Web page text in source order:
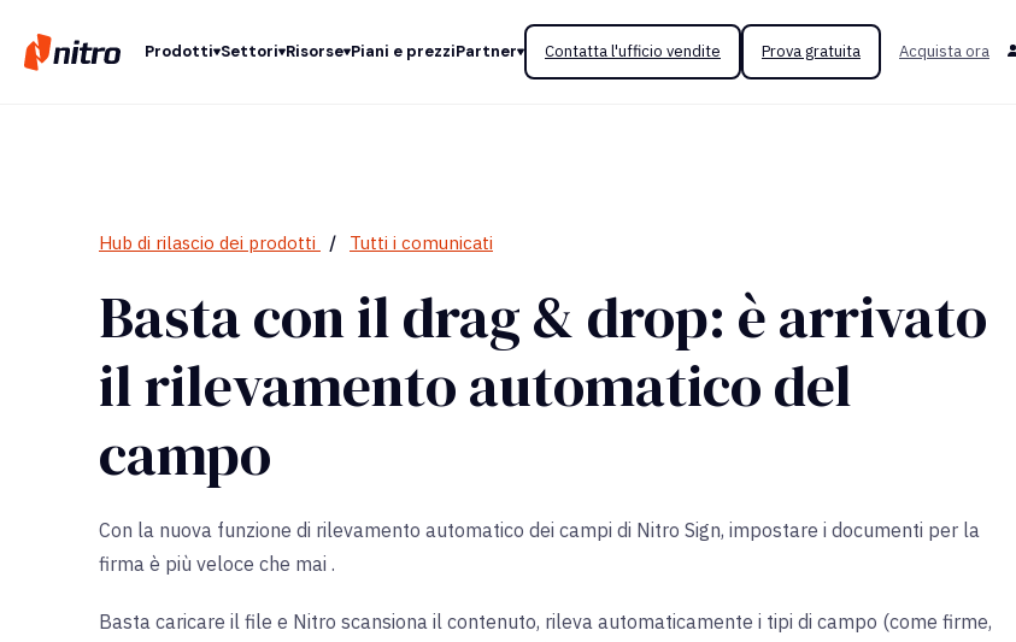
Prodotti Settori Risorse Piani e prezziPartner Contatta l'ufficio vendite Prova gratuita Acquista ora
Hub di rilascio dei prodotti / Tutti i comunicati
Basta con il drag & drop: è arrivato
il rilevamento automatico del
campo
Con la nuova funzione di rilevamento automatico dei campi di Nitro Sign, impostare i documenti per la
firma è più veloce che mai .
Basta caricare il file e Nitro scansiona il contenuto, rileva automaticamente i tipi di campo (come firme,